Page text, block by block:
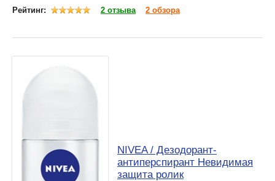
Рейтинг:
2 отзыва 2 обзора
NIVEA / Дезодорант-
антиперспирант Невидимая
защита ролик